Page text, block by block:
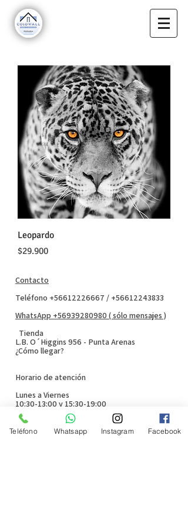
Leopardo
Precio
$29.900
Contacto
Teléfono +56612226667 / +56612243833
WhatsApp +56939280980 ( sólo mensajes )
Tienda
L.B. O´Higgins 956 - Punta Arenas
¿Cómo llegar?
Horario de atención
Lunes a Viernes
10:30-13:00 y 15:30-19:00
Sábado
11:00-13:00
Teléfono Whatsapp Instagram Facebook